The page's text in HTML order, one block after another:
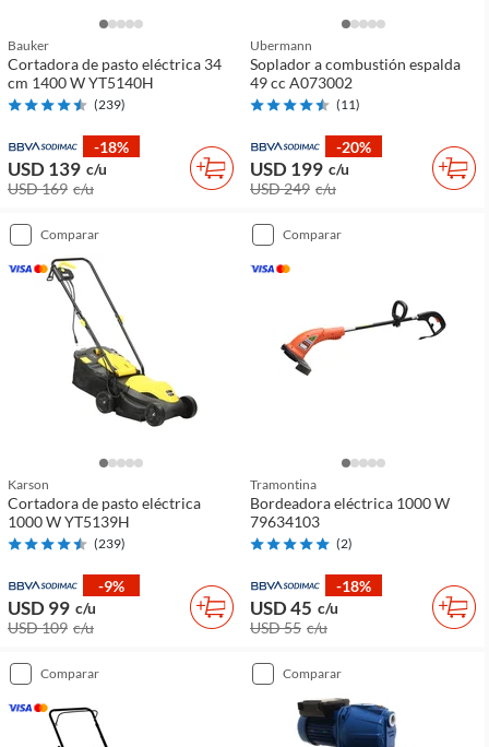
Bauker
Cortadora de pasto eléctrica 34
cm 1400 W YT5140H
(239)
-18%
USD 139 c/u
USD 169 c/u
Ubermann
Soplador a combustión espalda
49 cc A073002
(11)
-20%
USD 199 c/u
USD 249 c/u
comparar
Karson
Cortadora de pasto eléctrica
1000 W YT5139H
(239)
-9%
USD 99 c/u
USD 109 c/u
comparar
Tramontina
Bordeadora eléctrica 1000 W
79634103
(2)
-18%
USD 45 c/u
USD 55 c/u
comparar comparar